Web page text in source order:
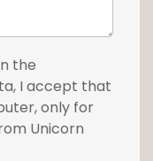
the
I accept that
only for
Unicorn